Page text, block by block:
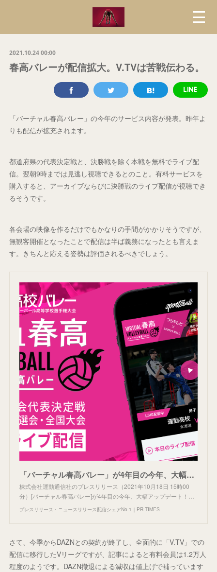
2021.10.24 00:00
春高バレーが配信拡大。V.TVは苦戦伝わる。
「バーチャル春高バレー」の今年のサービス内容が発表。昨年よ
りも配信が拡充されます。
都道府県の代表決定戦と、決勝戦を除く本戦を無料でライブ配
信。翌朝9時までは見逃し視聴できるとのこと。有料サービスを
購入すると、アーカイブならびに決勝戦のライブ配信が視聴でき
るそうです。
各会場の映像を作るだけでもかなりの手間がかかりそうですが、
無観客開催となったことで配信は半ば義務になったとも言えま
す。きちんと応える姿勢は評価されるべきでしょう。
「バーチャル春高バレー」が4年目の今年、大幅アップデート！過去最多288試合をSPORTS BULLで10月24日からライブ配信開始！無観客開催だからこそ、高校生たちの勇姿をラ...
株式会社運動通信社のプレスリリース（2021年10月18日 15時00
分）[バーチャル春高バレー]が4年目の今年、大幅アップデート！…
プレスリリース・ニュースリリース配信シェアNo.1｜PR TIMES
さて、今季からDAZNとの契約が終了し、全面的に「V.TV」での
配信に移行したVリーグですが、記事によると有料会員は1.2万人
程度のようです。DAZN撤退による減収は値上げで補っています